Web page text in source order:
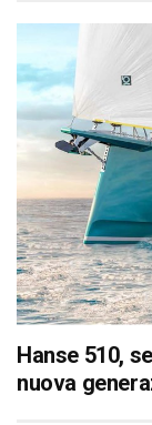
Hanse 510,
nuova